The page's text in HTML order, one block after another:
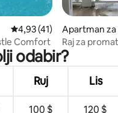
Prosječna ocjena: 4,93/5,
4,93 (41)
Comfort
Apartman za
Raj za
prašumu
odabir?
Ruj Lis
100 $
120 $